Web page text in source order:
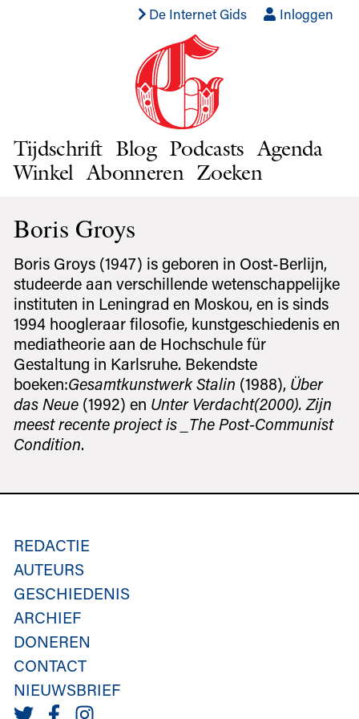
De Internet Gids Inloggen
Tijdschrift Blog Podcasts Agenda
Winkel Abonneren Zoeken
Boris Groys
Boris Groys (1947) is geboren in Oost-Berlijn,
studeerde aan verschillende wetenschappelijke
instituten in Leningrad en Moskou, en is sinds
1994 hoogleraar filosofie, kunstgeschiedenis en
mediatheorie aan de Hochschule für
Gestaltung in Karlsruhe. Bekendste
boeken:Gesamtkunstwerk Stalin (1988), Über
das Neue(1992) en Unter Verdacht(2000). Zijn
meest recente project is _The Post-Communist
Condition.
REDACTIE
AUTEURS
GESCHIEDENIS
ARCHIEF
DONEREN
CONTACT
NIEUWSBRIEF